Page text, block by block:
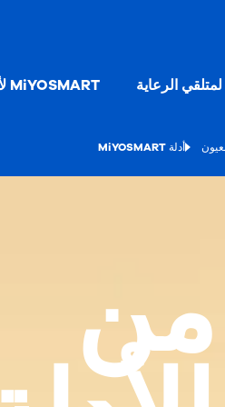
MiYOSMART لأخصائي العناية بالعيون
أدلة MiYOSMART
من